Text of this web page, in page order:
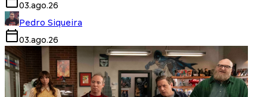
03.ago.26
Pedro Siqueira
03.ago.26